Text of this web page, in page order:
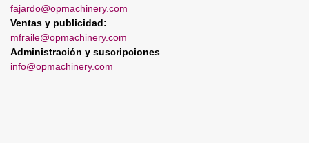
fajardo@opmachinery.com
Ventas y publicidad:
mfraile@opmachinery.com
Administración y suscripciones
info@opmachinery.com